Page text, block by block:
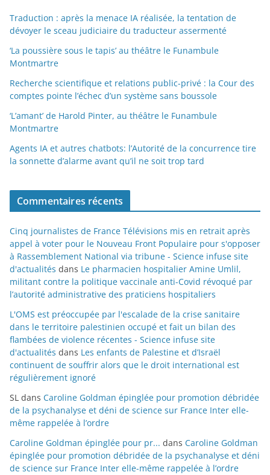
Traduction : après la menace IA réalisée, la tentation de
dévoyer le sceau judiciaire du traducteur assermenté
‘La poussière sous le tapis’ au théâtre le Funambule
Montmartre
Recherche scientifique et relations public-privé : la Cour des
comptes pointe l’échec d’un système sans boussole
‘L’amant’ de Harold Pinter, au théâtre le Funambule
Montmartre
Agents IA et autres chatbots: l’Autorité de la concurrence tire
la sonnette d’alarme avant qu’il ne soit trop tard
Commentaires récents
Cinq journalistes de France Télévisions mis en retrait après
appel à voter pour le Nouveau Front Populaire pour s'opposer
à Rassemblement National via tribune - Science infuse site
d'actualités dans Le pharmacien hospitalier Amine Umlil,
militant contre la politique vaccinale anti-Covid révoqué par
l’autorité administrative des praticiens hospitaliers
L'OMS est préoccupée par l'escalade de la crise sanitaire
dans le territoire palestinien occupé et fait un bilan des
flambées de violence récentes - Science infuse site
d'actualités dans Les enfants de Palestine et d’Israël
continuent de souffrir alors que le droit international est
régulièrement ignoré
SL dans Caroline Goldman épinglée pour promotion débridée
de la psychanalyse et déni de science sur France Inter elle-
même rappelée à l’ordre
Caroline Goldman épinglée pour pr... dans Caroline Goldman
épinglée pour promotion débridée de la psychanalyse et déni
de science sur France Inter elle-même rappelée à l’ordre